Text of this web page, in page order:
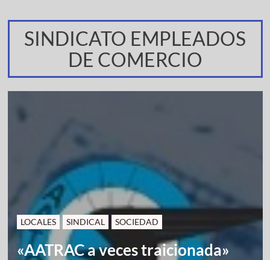
SINDICATO EMPLEADOS
DE COMERCIO
LOCALES SINDICAL SOCIEDAD
«AATRAC a veces traicionada»